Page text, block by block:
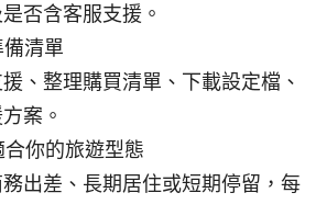
否含客服支援。
清單
、整理購買清單、下載設定檔、
案。
你的旅遊型態
出差、長期居住或短期停留，每